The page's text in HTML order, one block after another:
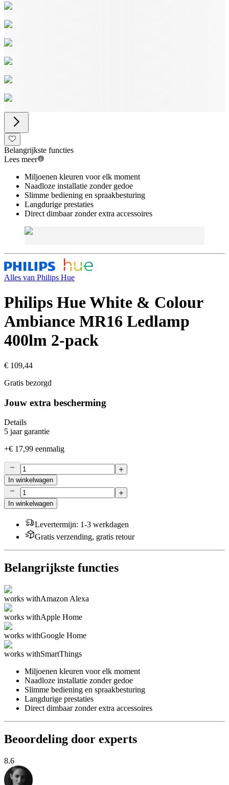
Belangrijkste functies
Lees meer
Miljoenen kleuren voor elk moment
Naadloze installatie zonder gedoe
Slimme bediening en spraakbesturing
Langdurige prestaties
Direct dimbaar zonder extra accessoires
Alles van Philips Hue
Philips Hue White & Colour
Ambiance MR16 Ledlamp
400lm 2-pack
€ 109,44
Gratis bezorgd
Jouw extra bescherming
Details
5 jaar garantie
+€ 17,99 eenmalig
In winkelwagen
In winkelwagen
Levertermijn: 1-3 werkdagen
Gratis verzending, gratis retour
Belangrijkste functies
works withAmazon Alexa
works withApple Home
works withGoogle Home
works withSmartThings
Miljoenen kleuren voor elk moment
Naadloze installatie zonder gedoe
Slimme bediening en spraakbesturing
Langdurige prestaties
Direct dimbaar zonder extra accessoires
Beoordeling door experts
8.6